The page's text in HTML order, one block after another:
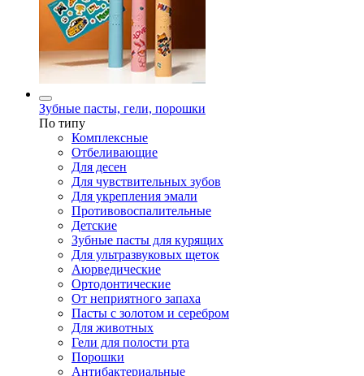
Зубные пасты, гели, порошки
По типу
Комплексные
Отбеливающие
Для десен
Для чувствительных зубов
Для укрепления эмали
Противовоспалительные
Детские
Зубные пасты для курящих
Для ультразвуковых щеток
Аюрведические
Ортодонтические
От неприятного запаха
Пасты с золотом и серебром
Для животных
Гели для полости рта
Порошки
Антибактериальные